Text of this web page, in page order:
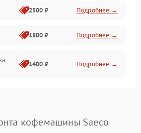
2500 ₽ Подробнее →
1800 ₽ Подробнее →
1400 ₽ Подробнее →
1500 ₽ Подробнее →
кофемашины Saeco